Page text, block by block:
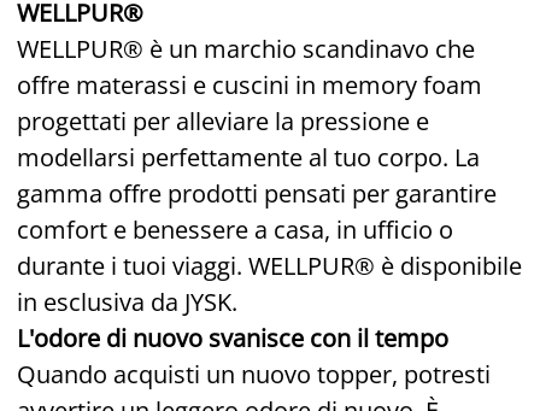
WELLPUR®
WELLPUR® è un marchio scandinavo che
offre materassi e cuscini in memory foam
progettati per alleviare la pressione e
modellarsi perfettamente al tuo corpo. La
gamma offre prodotti pensati per garantire
comfort e benessere a casa, in ufficio o
durante i tuoi viaggi. WELLPUR® è disponibile
in esclusiva da JYSK.
L'odore di nuovo svanisce con il tempo
Quando acquisti un nuovo topper, potresti